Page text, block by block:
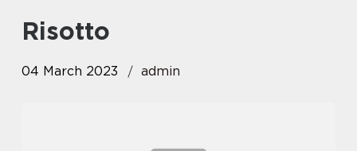
risotto
04 March 2023 admin